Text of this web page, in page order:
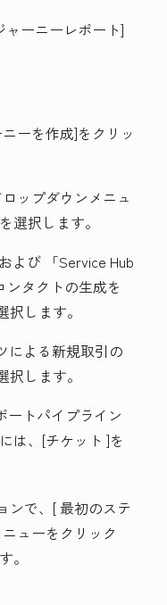
ャーニーレポート]
ーを作成]をクリッ
ップダウンメニュ
選択します。
よび 「Service Hub
ンタクトの生成を
択します。
による新規取引の
択します。
ートパイプライン
は、[チケット ]を
ンで、[最初のステ
ューをクリック
。